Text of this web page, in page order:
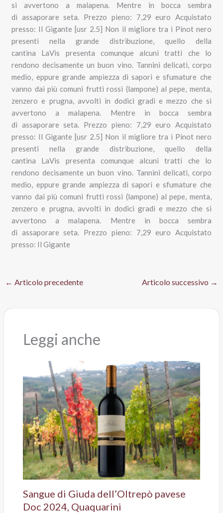
si avvertono a malapena. Mentre in bocca sembra
di assaporare seta. Prezzo pieno: 7,29 euro Acquistato
presso: Il Gigante [usr 2.5] Non il migliore tra i Pinot nero
presenti nella grande distribuzione, quello della
cantina LaVis presenta comunque alcuni tratti che lo
rendono decisamente un buon vino. Tannini delicati, corpo
medio, eppure grande ampiezza di sapori e sfumature che
vanno dai più comuni frutti rossi (lampone) al pepe, menta,
zenzero e prugna, avvolti in dodici gradi e mezzo che si
avvertono a malapena. Mentre in bocca sembra
di assaporare seta. Prezzo pieno: 7,29 euro Acquistato
presso: Il Gigante [usr 2.5] Non il migliore tra i Pinot nero
presenti nella grande distribuzione, quello della
cantina LaVis presenta comunque alcuni tratti che lo
rendono decisamente un buon vino. Tannini delicati, corpo
medio, eppure grande ampiezza di sapori e sfumature che
vanno dai più comuni frutti rossi (lampone) al pepe, menta,
zenzero e prugna, avvolti in dodici gradi e mezzo che si
avvertono a malapena. Mentre in bocca sembra
di assaporare seta. Prezzo pieno: 7,29 euro Acquistato
presso: Il Gigante
← Articolo precedente Articolo successivo →
Leggi anche
Sangue di Giuda dell’Oltrepò pavese
Doc 2024, Quaquarini